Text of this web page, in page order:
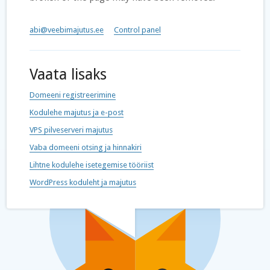
abi@veebimajutus.ee Control panel
Vaata lisaks
Domeeni registreerimine
Kodulehe majutus ja e-post
VPS pilveserveri majutus
Vaba domeeni otsing ja hinnakiri
Lihtne kodulehe isetegemise tööriist
WordPress koduleht ja majutus